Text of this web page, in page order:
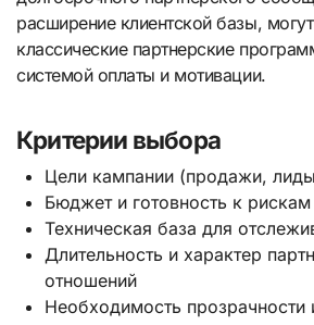
расширение клиентской базы,
классические партнерские
системой оплаты и мотивации.
Критерии выбора
Цели кампании (продажи,
Бюджет и готовность к рискам
Техническая база для
Длительность и характер
отношений
Необходимость прозрачности